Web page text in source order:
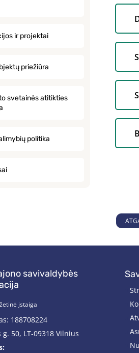
ir projektai
priežiūra
svetainės atitikties
politika
savivaldybės
įstaiga
188708224
g. 50, LT-09318 Vilnius